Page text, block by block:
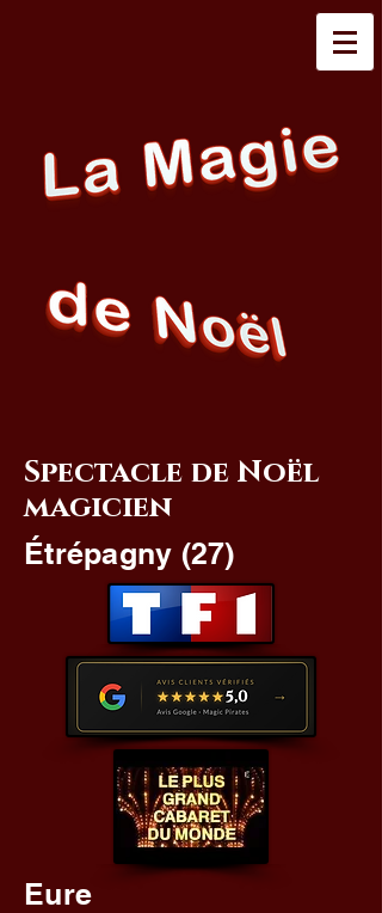
Spectacle de Noël
magicien
Étrépagny (27)
Eure